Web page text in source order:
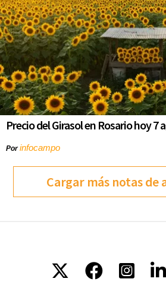
Precio del Girasol en Rosario hoy 7
Porinfocampo
Cargar más notas de